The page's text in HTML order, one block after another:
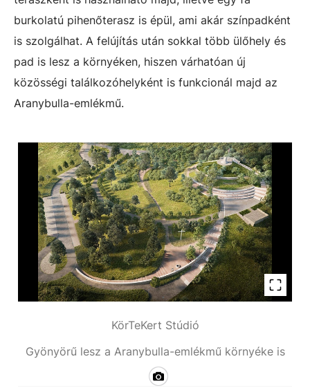
burkolatú pihenőterasz is épül, ami akár színpadként
is szolgálhat. A felújítás után sokkal több ülőhely és
pad is lesz a környéken, hiszen várhatóan új
közösségi találkozóhelyként is funkcionál majd az
Aranybulla-emlékmű.
KörTeKert Stúdió
Gyönyörű lesz a Aranybulla-emlékmű környéke is